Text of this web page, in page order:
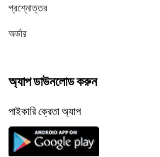
প্রশ্নোত্তর
অর্ডার
অ্যাপ ডাউনলোড করুন
পাইকারি ক্রেতা অ্যাপ